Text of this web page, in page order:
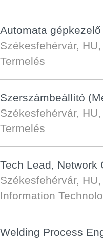
Automata gépkezelő
Székesfehérvár,
Termelés
Szerszámbeállító
Székesfehérvár,
Termelés
Tech Lead, Network
Székesfehérvár,
Information
Welding Process